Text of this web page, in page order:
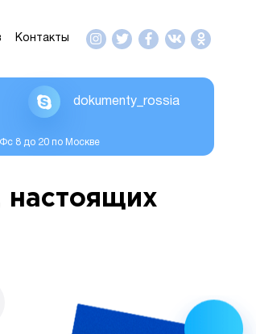
Контакты
dokumenty_rossia
8 до 20 по Москве
настоящих